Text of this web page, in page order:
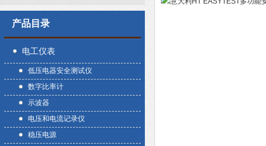
产品目录
电工仪表
低压电器安全测试仪
数字比率计
示波器
电压和电流记录仪
稳压电源